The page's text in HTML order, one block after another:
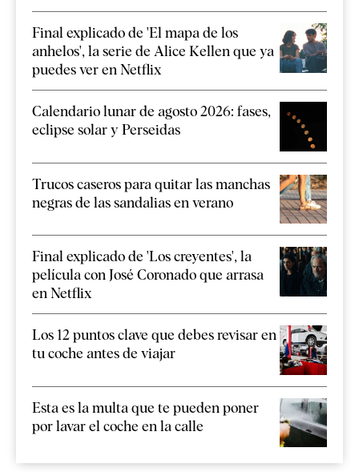
Final explicado de 'El mapa de los
anhelos', la serie de Alice Kellen que ya
puedes ver en Netflix
Calendario lunar de agosto 2026: fases,
eclipse solar y Perseidas
Trucos caseros para quitar las manchas
negras de las sandalias en verano
Final explicado de 'Los creyentes', la
película con José Coronado que arrasa
en Netflix
Los 12 puntos clave que debes revisar en
tu coche antes de viajar
Esta es la multa que te pueden poner
por lavar el coche en la calle